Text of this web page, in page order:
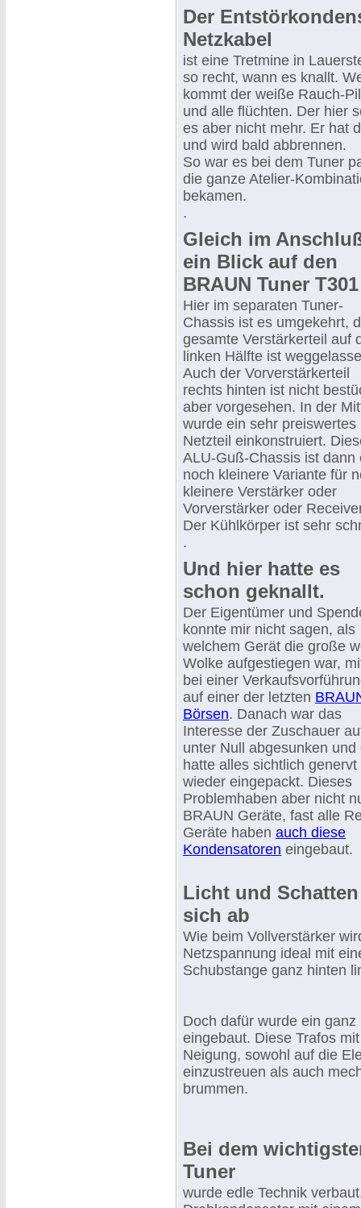
Der
Netzkabel
ist eine Tretmine in
so recht, wann es knallt.
kommt der weiße Rauch-
und alle flüchten. Der hier
es aber nicht mehr. Er hat
und wird bald abbrennen.
So war es bei dem Tuner
die ganze Atelier-
bekamen.
.
Gleich im
ein Blick auf den
BRAUN Tuner T301
Hier im separaten Tuner-
Chassis ist es umgekehrt,
gesamte Verstärkerteil auf
linken Hälfte ist
Auch der Vorverstärkerteil
rechts hinten ist nicht
aber vorgesehen. In der
wurde ein sehr preiswertes
Netzteil einkonstruiert.
ALU-Guß-Chassis ist dann
noch kleinere Variante für
kleinere Verstärker oder
Vorverstärker oder
Der Kühlkörper ist sehr
.
Und hier hatte es
schon geknallt.
Der Eigentümer und
konnte mir nicht sagen, als
welchem Gerät die große
Wolke aufgestiegen war,
bei einer
auf einer der letzten
Börsen. Danach war das
Interesse der Zuschauer
unter Null abgesunken und
hatte alles sichtlich genervt
wieder eingepackt. Dieses
Problemhaben aber nicht
BRAUN Geräte, fast alle
Geräte haben auch diese
Kondensatoren eingebaut.
Licht und
sich ab
Wie beim Vollverstärker
Netzspannung ideal mit
Schubstange ganz hinten
Doch dafür wurde ein ganz
eingebaut. Diese Trafos
Neigung, sowohl auf die
einzustreuen als auch
brummen.
Bei dem
Tuner
wurde edle Technik